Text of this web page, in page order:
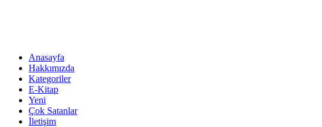
Anasayfa
Hakkımızda
Kategoriler
E-Kitap
Yeni
Çok Satanlar
İletişim